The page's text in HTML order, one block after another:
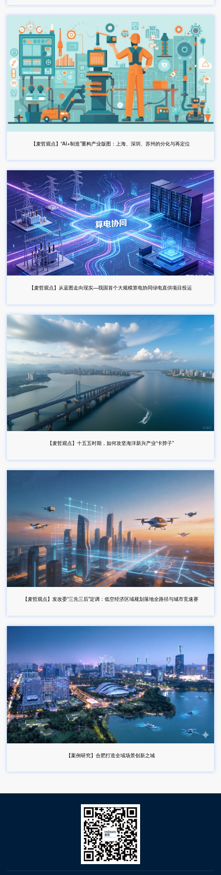
【麦哲观点】“AI+制造”重构产业版图：上海、深圳、苏州的分化与再定位
【麦哲观点】从蓝图走向现实—我国首个大规模算电协同绿电直供项目投运
【麦哲观点】十五五时期，如何攻坚海洋新兴产业“卡脖子”
【麦哲观点】发改委“三先三后”定调：低空经济区域规划落地全路径与城市竞速赛
【案例研究】合肥打造全域场景创新之城